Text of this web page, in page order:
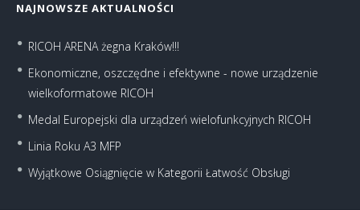
NAJNOWSZE AKTUALNOŚCI
RICOH ARENA żegna Kraków!!!
Ekonomiczne, oszczędne i efektywne - nowe urządzenie
wielkoformatowe RICOH
Medal Europejski dla urządzeń wielofunkcyjnych RICOH
Linia Roku A3 MFP
Wyjątkowe Osiągnięcie w Kategorii Łatwość Obsługi